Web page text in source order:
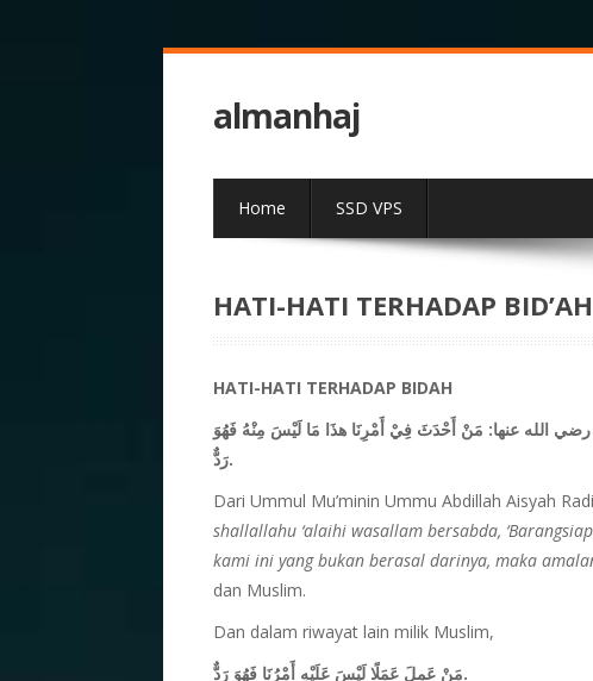
almanhaj
Home SSD VPS
HATI-HATI TERHADAP BID’AH
HATI-HATI TERHADAP BIDAH
الله عنها: مَنْ أَحْدَثَ فِيْ أَمْرِنَا هذَا مَا لَيْسَ مِنْهُ فَهُوَ
رَدٌّ.
Dari Ummul Mu’minin Ummu Abdillah Aisyah
shallallahu ‘alaihi wasallam bersabda,
kami ini yang bukan berasal darinya, maka
dan Muslim.
Dan dalam riwayat lain milik Muslim,
مَنْ عَمِلَ عَمَلًا لَيْسَ عَلَيْهِ أَمْرُنَا فَهُوَ رَدٌّ.